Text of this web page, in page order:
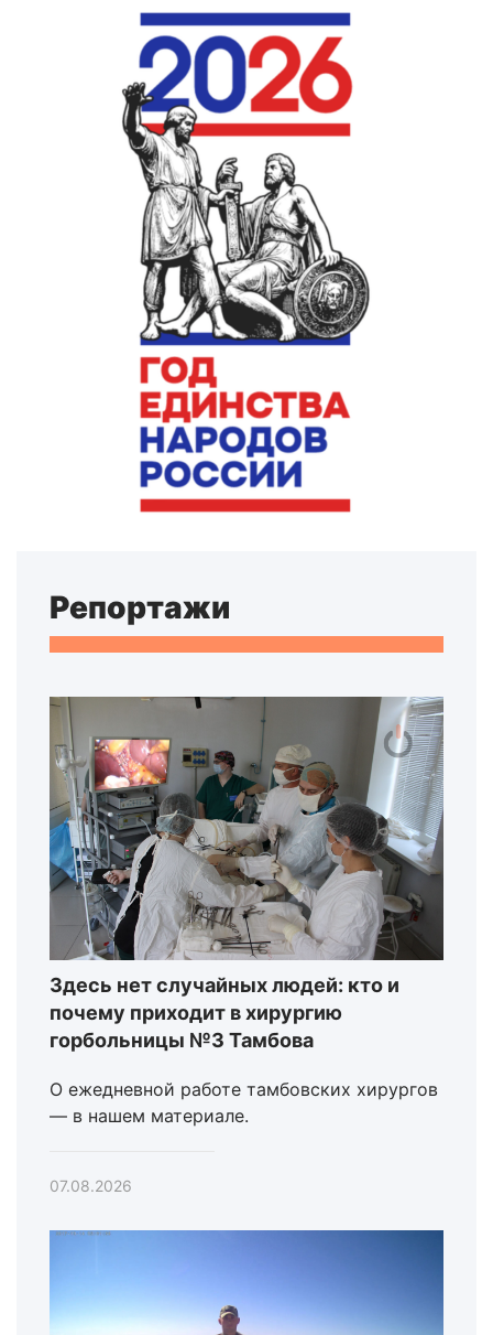
Репортажи
Здесь нет случайных людей: кто и
почему приходит в хирургию
горбольницы №3 Тамбова
О ежедневной работе тамбовских хирургов
— в нашем материале.
07.08.2026